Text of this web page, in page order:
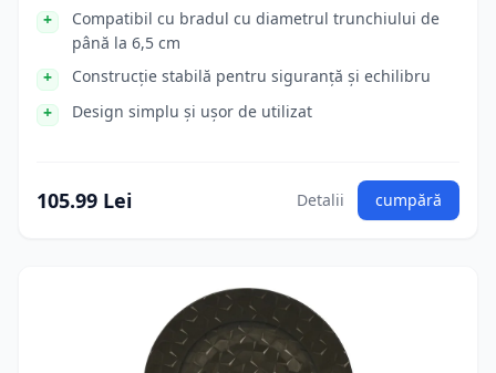
Compatibil cu bradul cu diametrul trunchiului de
până la 6,5 cm
Construcție stabilă pentru siguranță și echilibru
Design simplu și ușor de utilizat
105.99 Lei Detalii cumpără